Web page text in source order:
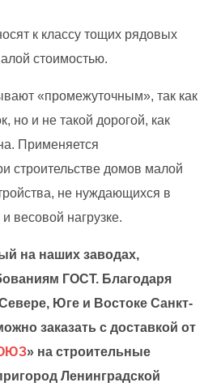
к классу тощих рядовых
стоимостью.
«промежуточным», так как
но и не такой дорогой, как
Применяется
строительстве домов малой
не нуждающихся в
весовой нагрузке.
на наших заводах,
ГОСТ. Благодаря
Юге и Востоке Санкт-
заказать с доставкой от
» на строительные
Ленинградской